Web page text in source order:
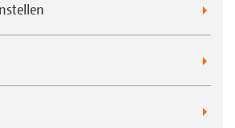
der Dosierwalze